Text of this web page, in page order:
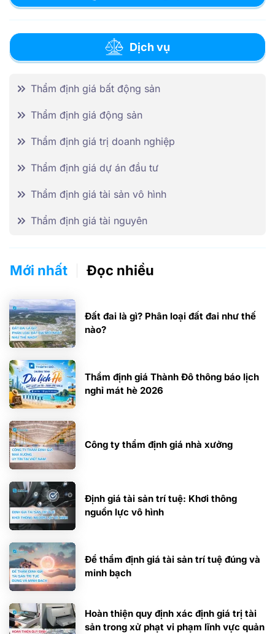
Dịch vụ
Thẩm định giá bất động sản
Thẩm định giá động sản
Thẩm định giá trị doanh nghiệp
Thẩm định giá dự án đầu tư
Thẩm định giá tài sản vô hình
Thẩm định giá tài nguyên
Mới nhất Đọc nhiều
Đất đai là gì? Phân loại đất đai như thế
nào?
Thẩm định giá Thành Đô thông báo lịch
nghỉ mát hè 2026
Công ty thẩm định giá nhà xưởng
Định giá tài sản trí tuệ: Khơi thông
nguồn lực vô hình
Để thẩm định giá tài sản trí tuệ đúng và
minh bạch
Hoàn thiện quy định xác định giá trị tài
sản trong xử phạt vi phạm lĩnh vực quản